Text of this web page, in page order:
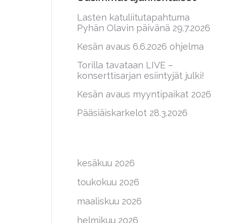
Lasten katuliitutapahtuma
Pyhän Olavin päivänä 29.7.2026
Kesän avaus 6.6.2026 ohjelma
Torilla tavataan LIVE –
konserttisarjan esiintyjät julki!
Kesän avaus myyntipaikat 2026
Pääsiäiskarkelot 28.3.2026
kesäkuu 2026
toukokuu 2026
maaliskuu 2026
helmikuu 2026